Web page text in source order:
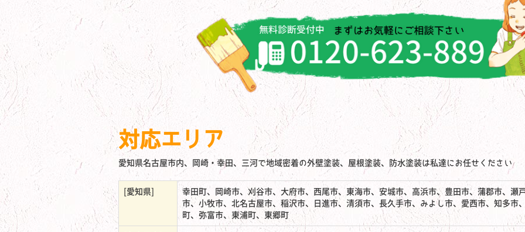
対応エリア
愛知県名古屋市内、岡崎・幸田、三河で地域密着の外壁塗装、屋根塗装、防水塗装は私達にお任せください
[愛知県]
幸田町、岡崎市、刈谷市、大府市、西尾市、東海市、安城市、高浜市、豊田市、蒲郡市、瀬
市、小牧市、北名古屋市、稲沢市、日進市、清須市、長久手市、みよし市、愛西市、知多市
町、弥富市、東浦町、東郷町